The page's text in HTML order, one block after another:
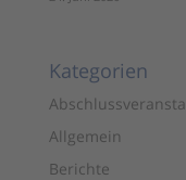
Kategorien
Allgemein
Berichte